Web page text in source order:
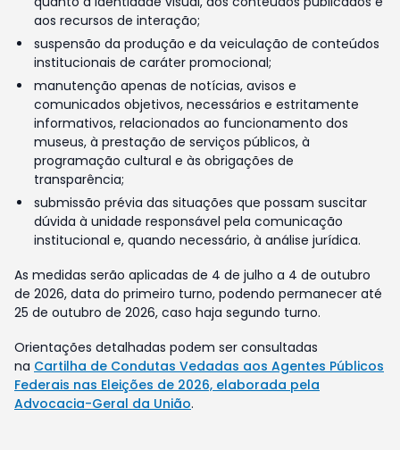
aos recursos de interação;
suspensão da produção e da veiculação de conteúdos
institucionais de caráter promocional;
manutenção apenas de notícias, avisos e
comunicados objetivos, necessários e estritamente
informativos, relacionados ao funcionamento dos
museus, à prestação de serviços públicos, à
programação cultural e às obrigações de
transparência;
submissão prévia das situações que possam suscitar
dúvida à unidade responsável pela comunicação
institucional e, quando necessário, à análise jurídica.
As medidas serão aplicadas de 4 de julho a 4 de outubro
de 2026, data do primeiro turno, podendo permanecer até
25 de outubro de 2026, caso haja segundo turno.
Orientações detalhadas podem ser consultadas
na Cartilha de Condutas Vedadas aos Agentes Públicos
Federais nas Eleições de 2026, elaborada pela
Advocacia-Geral da União.